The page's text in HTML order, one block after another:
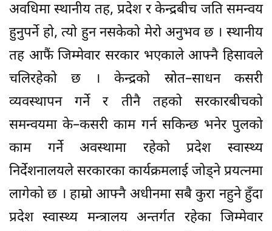
अवधिमा स्थानीय तह, प्रदेश र केन्द्रबीच जति समन्वय
हुनुपर्ने हो, त्यो हुन नसकेको मेरो अनुभव छ । स्थानीय
तह आफैं जिम्मेवार सरकार भएकाले आफ्नै हिसावले
चलिरहेको छ । केन्द्रको स्रोत–साधन कसरी
व्यवस्थापन गर्ने र तीनै तहको सरकारबीचको
समन्वयमा के–कसरी काम गर्न सकिन्छ भनेर पुलको
काम गर्ने अवस्थामा रहेको प्रदेश स्वास्थ्य
निर्देशनालयले सरकारका कार्यक्रमलाई जोड्ने प्रयत्नमा
लागेको छ । हाम्रो आफ्नै अधीनमा सबै कुरा नहुने हुँदा
प्रदेश स्वास्थ्य मन्त्रालय अन्तर्गत रहेका जिम्मेवार